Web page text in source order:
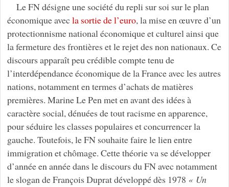
Le FN désigne une société du repli sur soi sur le plan
économique avecla sortie de l’euro, la mise en œuvre d’un
protectionnisme national économique et culturel ainsi que
la fermeture des frontières et le rejet des non nationaux. Ce
discours apparaît peu crédible compte tenu de
l’interdépendance économique de la France avec les autres
nations, notamment en termes d’achats de matières
premières. Marine Le Pen met en avant des idées à
caractère social, dénuées de tout racisme en apparence,
pour séduire les classes populaires et concurrencer la
gauche. Toutefois, le FN souhaite faire le lien entre
immigration et chômage. Cette théorie va se développer
d’année en année dans le discours du FN avec notamment
le slogan de François Duprat développé dès 1978 « Un